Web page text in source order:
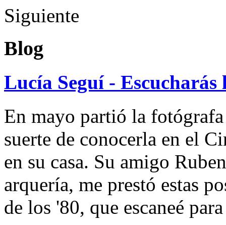
Siguiente
Blog
Lucía Seguí - Escucharás
En mayo partió la
suerte de conocerla en el
en su casa. Su amigo
arquería, me prestó estas
de los '80, que escaneé